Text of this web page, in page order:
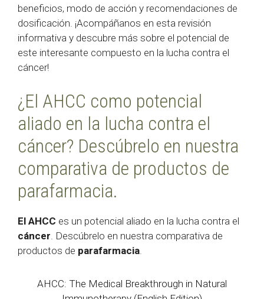
beneficios, modo de acción y recomendaciones de
dosificación. ¡Acompáñanos en esta revisión
informativa y descubre más sobre el potencial de
este interesante compuesto en la lucha contra el
cáncer!
¿El AHCC como potencial
aliado en la lucha contra el
cáncer? Descúbrelo en nuestra
comparativa de productos de
parafarmacia.
El AHCC es un potencial aliado en la lucha contra el
cáncer. Descúbrelo en nuestra comparativa de
productos de parafarmacia.
AHCC: The Medical Breakthrough in Natural